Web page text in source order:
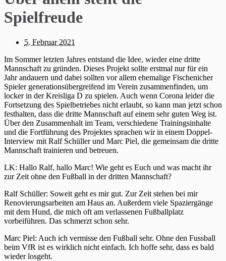
Spielfreude
5. Februar 2021
Im Sommer letzten Jahres entstand die Idee, wieder eine dritte
Mannschaft zu gründen. Dieses Projekt sollte erstmal nur für ein
Jahr andauern und dabei sollten vor allem ehemalige Fischenicher
Spieler generationsübergreifend im Verein zusammenfinden, um
locker in der Kreisliga D zu spielen. Auch wenn Corona leider die
Fortsetzung des Spielbetriebes nicht erlaubt, so kann man jetzt schon
festhalten, dass die dritte Mannschaft auf einem sehr guten Weg ist.
Über den Zusammenhalt im Team, verschiedene Trainingsinhalte
und die Fortführung des Projektes sprachen wir in einem Doppel-
Interview mit Ralf Schüller und Marc Piel, die gemeinsam die dritte
Mannschaft trainieren und betreuen.
LK: Hallo Ralf, hallo Marc! Wie geht es Euch und was macht ihr
zur Zeit ohne den Fußball in der dritten Mannschaft?
Ralf Schüller: Soweit geht es mir gut. Zur Zeit stehen bei mir
Renovierungsarbeiten am Haus an. Außerdem viele Spaziergänge
mit dem Hund, die mich oft am verlassenen Fußballplatz
vorbeiführen. Das schmerzt schon sehr.
Marc Piel: Auch ich vermisse den Fußball sehr. Ohne den Fussball
beim VfR ist es wirklich nicht einfach. Ich hoffe sehr, dass es bald
wieder losgeht.